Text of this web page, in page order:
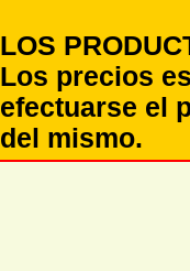
LOS
Los precios
efectuarse el
del mismo.